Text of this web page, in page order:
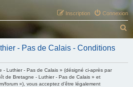
Connexion
Inscription
e
h
- Pas de Calais - Conditions
Luthier - Pas de Calais » (désigné ci-après par
de Bretagne - Luthier - Pas de Calais » et
forum »), vous acceptez d’être légalement